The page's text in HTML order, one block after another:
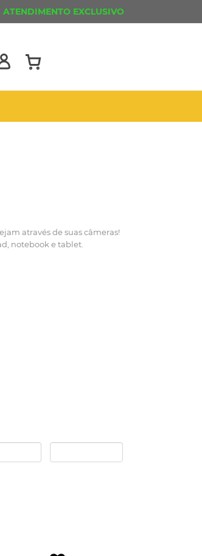
ATENDIMENTO EXCLUSIVO
através de suas câmeras!
notebook e tablet.